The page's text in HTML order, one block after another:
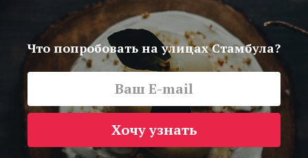
Что попробовать на улицах Стамбула?
Хочу узнать